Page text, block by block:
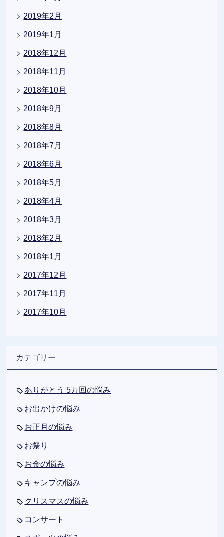
2019年2月
2019年1月
2018年12月
2018年11月
2018年10月
2018年9月
2018年8月
2018年7月
2018年6月
2018年5月
2018年4月
2018年3月
2018年2月
2018年1月
2017年12月
2017年11月
2017年10月
カテゴリー
ありがとう 5万回の悩み
お出かけの悩み
お正月の悩み
お祭り
お金の悩み
キャンプの悩み
クリスマスの悩み
コンサート